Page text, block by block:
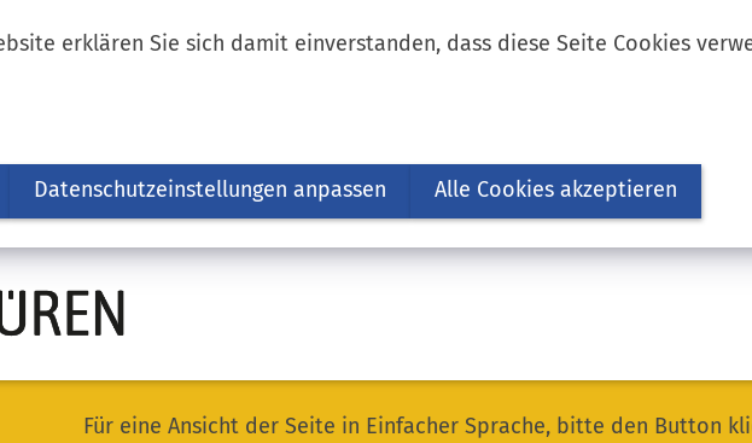
erklären Sie sich damit einverstanden, dass diese Seite Cookies
Datenschutzeinstellungen anpassen Alle Cookies akzeptieren
Für eine Ansicht der Seite in Einfacher Sprache, bitte den Button